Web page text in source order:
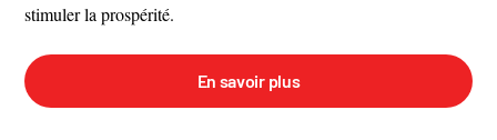
stimuler la prospérité.
En savoir plus